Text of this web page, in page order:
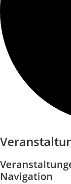
Navigation